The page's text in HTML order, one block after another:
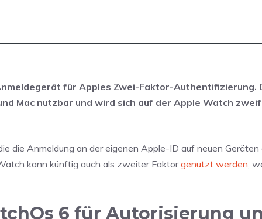
für Apples Zwei-Faktor-Authentifizierung.
Mac nutzbar und wird sich auf der Apple Watch
die Anmeldung an der eigenen Apple-ID auf neuen Geräten
kann künftig auch als zweiter Faktorgenutzt werden,
6 für Autorisierung